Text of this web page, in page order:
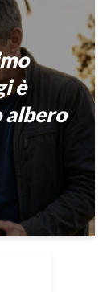
è
albero